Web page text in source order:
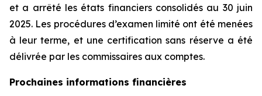
et a arrêté les états financiers consolidés au 30 juin
2025. Les procédures d’examen limité ont été menées
à leur terme, et une certification sans réserve a été
délivrée par les commissaires aux comptes.
Prochaines informations financières